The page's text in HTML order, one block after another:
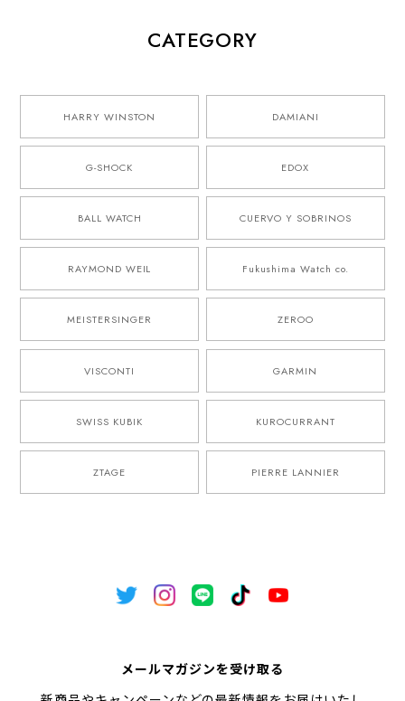
CATEGORY
HARRY WINSTON DAMIANI
G-SHOCK EDOX
BALL WATCH CUERVO Y SOBRINOS
RAYMOND WEIL Fukushima Watch co.
MEISTERSINGER ZEROO
VISCONTI GARMIN
SWISS KUBIK KUROCURRANT
ZTAGE PIERRE LANNIER
メールマガジンを受け取る